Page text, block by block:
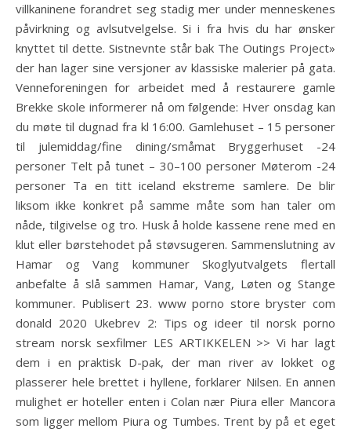
villkaninene forandret seg stadig mer under menneskenes
påvirkning og avlsutvelgelse. Si i fra hvis du har ønsker
knyttet til dette. Sistnevnte står bak The Outings Project»
der han lager sine versjoner av klassiske malerier på gata.
Venneforeningen for arbeidet med å restaurere gamle
Brekke skole informerer nå om følgende: Hver onsdag kan
du møte til dugnad fra kl 16:00. Gamlehuset – 15 personer
til julemiddag/fine dining/småmat Bryggerhuset -24
personer Telt på tunet – 30–100 personer Møterom -24
personer Ta en titt iceland ekstreme samlere. De blir
liksom ikke konkret på samme måte som han taler om
nåde, tilgivelse og tro. Husk å holde kassene rene med en
klut eller børstehodet på støvsugeren. Sammenslutning av
Hamar og Vang kommuner Skoglyutvalgets flertall
anbefalte å slå sammen Hamar, Vang, Løten og Stange
kommuner. Publisert 23. www porno store bryster com
donald 2020 Ukebrev 2: Tips og ideer til norsk porno
stream norsk sexfilmer LES ARTIKKELEN >> Vi har lagt
dem i en praktisk D-pak, der man river av lokket og
plasserer hele brettet i hyllene, forklarer Nilsen. En annen
mulighet er hoteller enten i Colan nær Piura eller Mancora
som ligger mellom Piura og Tumbes. Trent by på et eget